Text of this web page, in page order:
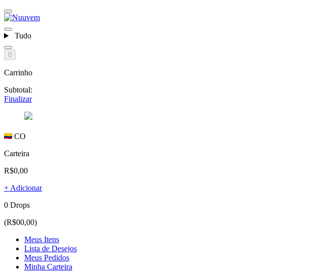
Tudo
0
Carrinho
Subtotal:
Finalizar
CO
Carteira
R$0,00
+ Adicionar
0 Drops
(R$00,00)
Meus Itens
Lista de Desejos
Meus Pedidos
Minha Carteira